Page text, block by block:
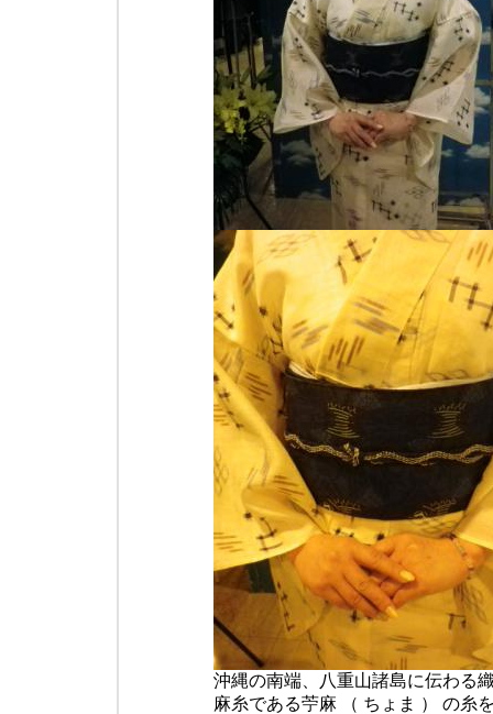
沖縄の南端、八重山諸島に伝わる
麻糸である苧麻 （ ちょま ） の糸